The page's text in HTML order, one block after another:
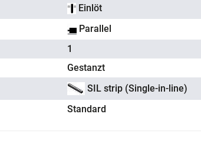
Einlöt
Parallel
1
Gestanzt
SIL strip (Single-in-line)
Standard